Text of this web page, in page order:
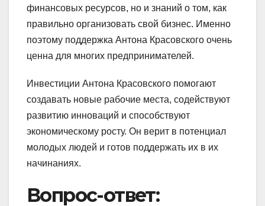
финансовых ресурсов, но и знаний о том, как
правильно организовать свой бизнес. Именно
поэтому поддержка Антона Красовского очень
ценна для многих предпринимателей.
Инвестиции Антона Красовского помогают
создавать новые рабочие места, содействуют
развитию инноваций и способствуют
экономическому росту. Он верит в потенциал
молодых людей и готов поддержать их в их
начинаниях.
Вопрос-ответ: